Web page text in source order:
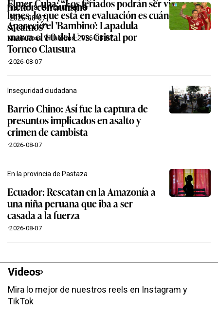
menor con autismo
·2026-08-07
lunes, lo que está en evaluación es cuándo lo
sacamos”
María Rosa Villalobos·2026-08-07
Hizo vibrar el Monumental
Apareció el 'Bambino': Lapadula
marca el 1-0 del U vs. Cristal por
Torneo Clausura
·2026-08-07
Inseguridad ciudadana
Barrio Chino: Así fue la captura de
presuntos implicados en asalto y
crimen de cambista
·2026-08-07
En la provincia de Pastaza
Ecuador: Rescatan en la Amazonía a
una niña peruana que iba a ser
casada a la fuerza
·2026-08-07
Videos
Mira lo mejor de nuestros reels en Instagram y
TikTok